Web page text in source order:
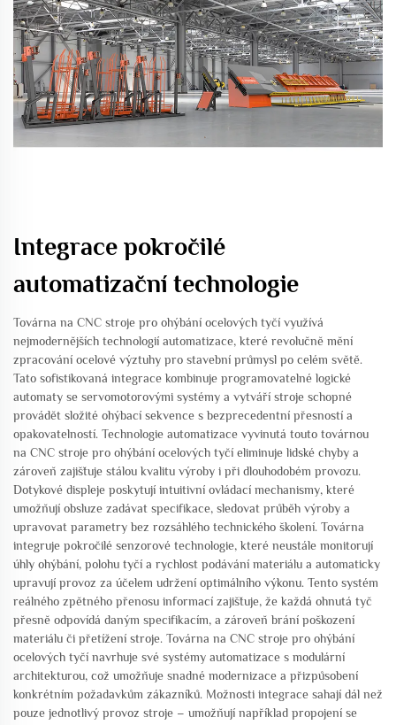
Integrace pokročilé
automatizační technologie
Továrna na CNC stroje pro ohýbání ocelových tyčí využívá
nejmodernějších technologií automatizace, které revolučně mění
zpracování ocelové výztuhy pro stavební průmysl po celém světě.
Tato sofistikovaná integrace kombinuje programovatelné logické
automaty se servomotorovými systémy a vytváří stroje schopné
provádět složité ohýbací sekvence s bezprecedentní přesností a
opakovatelností. Technologie automatizace vyvinutá touto továrnou
na CNC stroje pro ohýbání ocelových tyčí eliminuje lidské chyby a
zároveň zajišťuje stálou kvalitu výroby i při dlouhodobém provozu.
Dotykové displeje poskytují intuitivní ovládací mechanismy, které
umožňují obsluze zadávat specifikace, sledovat průběh výroby a
upravovat parametry bez rozsáhlého technického školení. Továrna
integruje pokročilé senzorové technologie, které neustále monitorují
úhly ohýbání, polohu tyčí a rychlost podávání materiálu a automaticky
upravují provoz za účelem udržení optimálního výkonu. Tento systém
reálného zpětného přenosu informací zajišťuje, že každá ohnutá tyč
přesně odpovídá daným specifikacím, a zároveň brání poškození
materiálu či přetížení stroje. Továrna na CNC stroje pro ohýbání
ocelových tyčí navrhuje své systémy automatizace s modulární
architekturou, což umožňuje snadné modernizace a přizpůsobení
konkrétním požadavkům zákazníků. Možnosti integrace sahají dál než
pouze jednotlivý provoz stroje – umožňují například propojení se